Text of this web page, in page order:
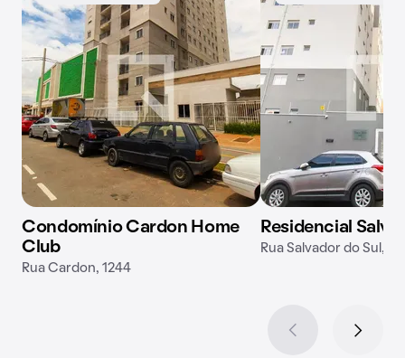
Condomínio Cardon Home
Club
Rua Cardon, 1244
Residencial
Rua Salvador do Sul,